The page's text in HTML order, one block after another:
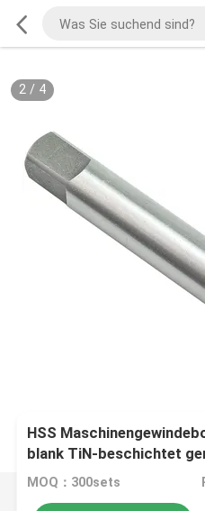
2/ 4
HSS
blank TiN-beschichtet
MOQ：300sets